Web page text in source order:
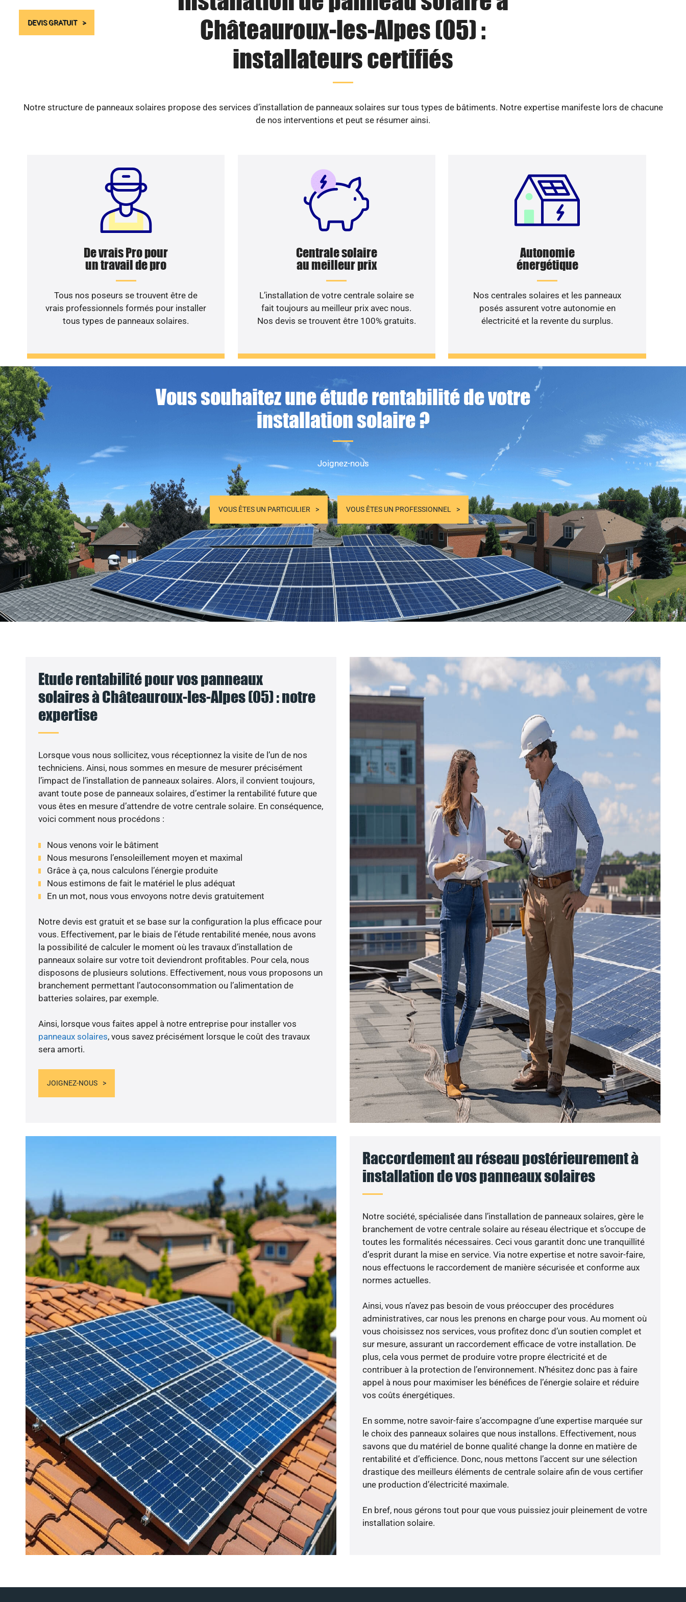
DEVIS GRATUIT
Châteauroux-les-Alpes (05) :
installateurs certifiés
Notre structure de panneaux solaires propose des services d’installation de panneaux solaires sur tous types de bâtiments. Notre expertise manifeste lors de chacune
de nos interventions et peut se résumer ainsi.
De vrais Pro pour
un travail de pro
Tous nos poseurs se trouvent être de
vrais professionnels formés pour installer
tous types de panneaux solaires.
Centrale solaire
au meilleur prix
L’installation de votre centrale solaire se
fait toujours au meilleur prix avec nous.
Nos devis se trouvent être 100% gratuits.
Autonomie
énergétique
Nos centrales solaires et les panneaux
posés assurent votre autonomie en
électricité et la revente du surplus.
Vous souhaitez une étude rentabilité de votre
installation solaire ?
Joignez-nous
VOUS ÊTES UN PARTICULIER VOUS ÊTES UN PROFESSIONNEL
Etude rentabilité pour vos panneaux
solaires à Châteauroux-les-Alpes (05) : notre
expertise
Lorsque vous nous sollicitez, vous réceptionnez la visite de l’un de nos
techniciens. Ainsi, nous sommes en mesure de mesurer précisément
l’impact de l’installation de panneaux solaires. Alors, il convient toujours,
avant toute pose de panneaux solaires, d’estimer la rentabilité future que
vous êtes en mesure d’attendre de votre centrale solaire. En conséquence,
voici comment nous procédons :
Nous venons voir le bâtiment
Nous mesurons l’ensoleillement moyen et maximal
Grâce à ça, nous calculons l’énergie produite
Nous estimons de fait le matériel le plus adéquat
En un mot, nous vous envoyons notre devis gratuitement
Notre devis est gratuit et se base sur la configuration la plus efficace pour
vous. Effectivement, par le biais de l’étude rentabilité menée, nous avons
la possibilité de calculer le moment où les travaux d’installation de
panneaux solaire sur votre toit deviendront profitables. Pour cela, nous
disposons de plusieurs solutions. Effectivement, nous vous proposons un
branchement permettant l’autoconsommation ou l’alimentation de
batteries solaires, par exemple.
Ainsi, lorsque vous faites appel à notre entreprise pour installer vos
panneaux solaires, vous savez précisément lorsque le coût des travaux
sera amorti.
JOIGNEZ-NOUS
Raccordement au réseau postérieurement à
installation de vos panneaux solaires
Notre société, spécialisée dans l’installation de panneaux solaires, gère le
branchement de votre centrale solaire au réseau électrique et s’occupe de
toutes les formalités nécessaires. Ceci vous garantit donc une tranquillité
d’esprit durant la mise en service. Via notre expertise et notre savoir-faire,
nous effectuons le raccordement de manière sécurisée et conforme aux
normes actuelles.
Ainsi, vous n’avez pas besoin de vous préoccuper des procédures
administratives, car nous les prenons en charge pour vous. Au moment où
vous choisissez nos services, vous profitez donc d’un soutien complet et
sur mesure, assurant un raccordement efficace de votre installation. De
plus, cela vous permet de produire votre propre électricité et de
contribuer à la protection de l’environnement. N’hésitez donc pas à faire
appel à nous pour maximiser les bénéfices de l’énergie solaire et réduire
vos coûts énergétiques.
En somme, notre savoir-faire s’accompagne d’une expertise marquée sur
le choix des panneaux solaires que nous installons. Effectivement, nous
savons que du matériel de bonne qualité change la donne en matière de
rentabilité et d’efficience. Donc, nous mettons l’accent sur une sélection
drastique des meilleurs éléments de centrale solaire afin de vous certifier
une production d’électricité maximale.
En bref, nous gérons tout pour que vous puissiez jouir pleinement de votre
installation solaire.